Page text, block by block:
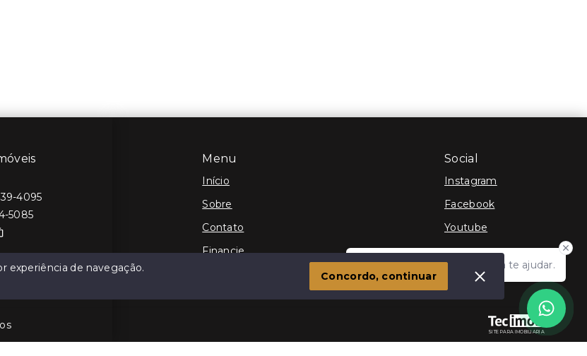
Olá! Estamos disponíveis para te ajudar.
Menu
Início
Sobre
Contato
Financie
Social
Instagram
Facebook
Youtube
SITE PARA IMOBILIARIA
4095
5085
experiência de navegação.
Concordo, continuar